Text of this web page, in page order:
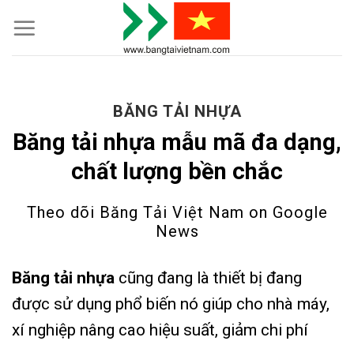
to
BĂNG TẢI NHỰA
Băng tải nhựa mẫu mã đa dạng,
chất lượng bền chắc
Theo dõi Băng Tải Việt Nam on Google
News
Băng tải nhựa cũng đang là thiết bị đang
được sử dụng phổ biến nó giúp cho nhà máy,
xí nghiệp nâng cao hiệu suất, giảm chi phí